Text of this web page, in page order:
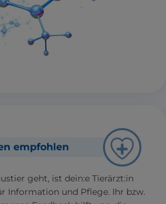
empfohlen
geht, ist dein:e Tierärzt:in
Information und Pflege. Ihr bzw.